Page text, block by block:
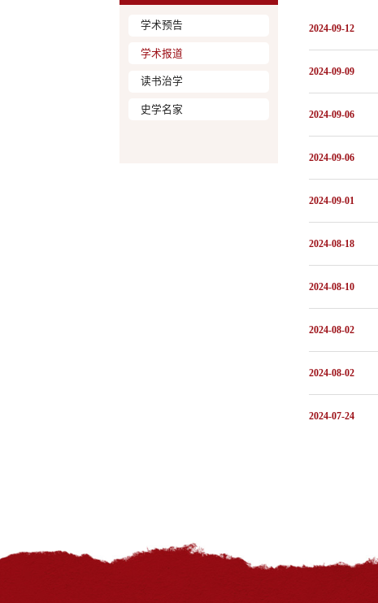
学术预告
学术报道
读书治学
史学名家
2024-09-12
2024-09-09
2024-09-06
2024-09-06
2024-09-01
2024-08-18
2024-08-10
2024-08-02
2024-08-02
2024-07-24